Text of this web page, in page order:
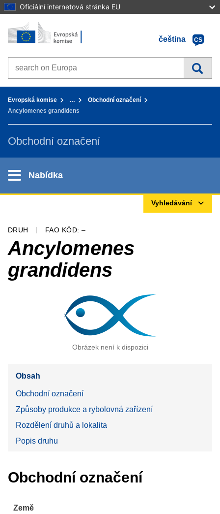
Oficiální internetová stránka EU
Přejít k obsahu
Home - Evropská komise
čeština
CS
Search on Europa websites
Evropská komise …
Obchodní označení
Ancylomenes grandidens
Obchodní označení
Nabídka
Vyhledávání
DRUH FAO KÓD: –
Ancylomenes
grandidens
Obrázek není k dispozici
Obsah
Obchodní označení
Způsoby produkce a rybolovná zařízení
Rozdělení druhů a lokalita
Popis druhu
Obchodní označení